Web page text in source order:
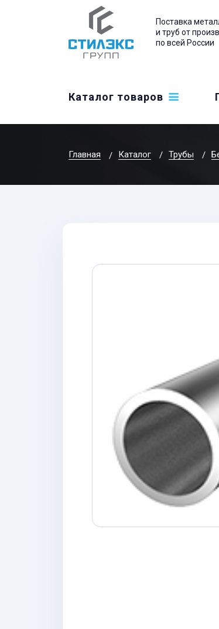
Поставка
и труб от
по всей России
Каталог товаров
Главная Каталог Трубы